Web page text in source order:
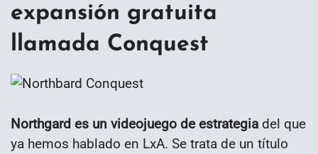
expansión gratuita
llamada Conquest
Northgard es un videojuego de estrategia del que
ya hemos hablado en LxA. Se trata de un título